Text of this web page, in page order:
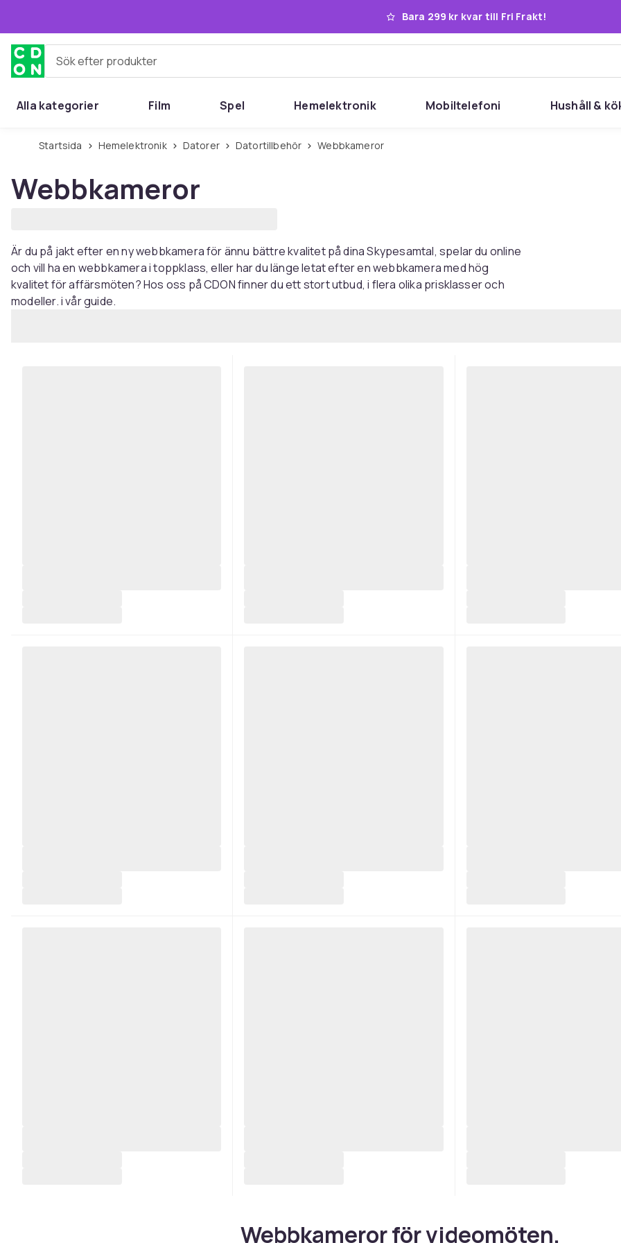
Bara 299 kr kvar till Fri Frakt!
Sök efter produkter
Alla kategorier Film Spel Hemelektronik Mobiltelefoni Hushåll &
Startsida Hemelektronik Datorer Datortillbehör Webbkameror
Webbkameror
Är du på jakt efter en ny webbkamera för ännu bättre kvalitet på dina Skypesamtal, spelar du online
och vill ha en webbkamera i toppklass, eller har du länge letat efter en webbkamera med hög
kvalitet för affärsmöten? Hos oss på CDON finner du ett stort utbud, i flera olika prisklasser och
modeller. i vår guide.
Webbkameror för videomöten,